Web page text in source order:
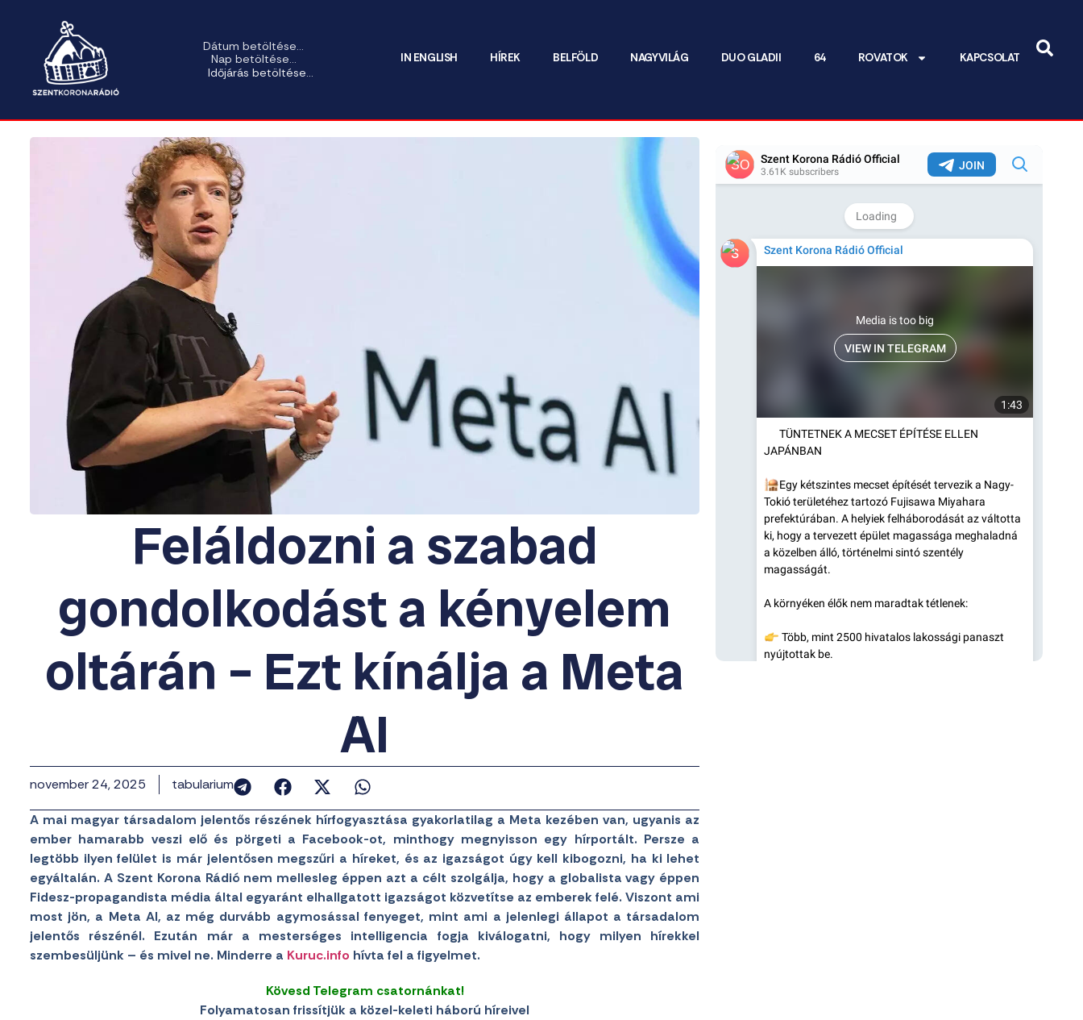
Dátum betöltése...
Nap betöltése...
Időjárás betöltése...
IN ENGLISH HÍREK BELFÖLD NAGYVILÁG DUO GLADII 64 ROVATOK KAPCSOLAT
Feláldozni a szabad
gondolkodást a kényelem
oltárán – Ezt kínálja a Meta
AI
november 24, 2025 tabularium
A mai magyar társadalom jelentős részének hírfogyasztása gyakorlatilag a Meta kezében van, ugyanis az
ember hamarabb veszi elő és pörgeti a Facebook-ot, minthogy megnyisson egy hírportált. Persze a
legtöbb ilyen felület is már jelentősen megszűri a híreket, és az igazságot úgy kell kibogozni, ha ki lehet
egyáltalán. A Szent Korona Rádió nem mellesleg éppen azt a célt szolgálja, hogy a globalista vagy éppen
Fidesz-propagandista média által egyaránt elhallgatott igazságot közvetítse az emberek felé. Viszont ami
most jön, a Meta AI, az még durvább agymosással fenyeget, mint ami a jelenlegi állapot a társadalom
jelentős részénél. Ezután már a mesterséges intelligencia fogja kiválogatni, hogy milyen hírekkel
szembesüljünk – és mivel ne. Minderre a Kuruc.info hívta fel a figyelmet.
Kövesd Telegram csatornánkat!
Folyamatosan frissítjük a közel-keleti háború híreivel